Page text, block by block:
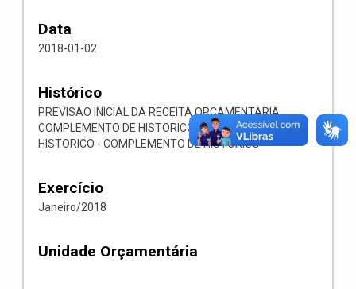
Data
2018-01-02
Histórico
PREVISAO INICIAL DA RECEITA ORCAMENTARIA
COMPLEMENTO DE HISTORICO - COMPLEMENTO DE
HISTORICO - COMPLEMENTO DE HISTORICO
Exercício
Janeiro/2018
Unidade Orçamentária